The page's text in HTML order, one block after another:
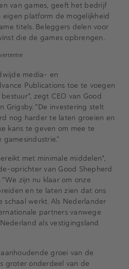
van games, geeft het bedrijf
platform de mogelijkheid
titels. Beleggers delen voor
die de games opbrengen.
media- en
Publications toe te voegen
zegt CEO van Good
Grigsby. "De investering stelt
nog harder te laten groeien en
kans te geven om mee te
met minimale middelen",
oprichter van Good Shepherd
zijn nu klaar om onze
en te laten zien dat ons
schaal werkt. Als Nederlander
partners vanwege
als vestigingsland
groei van de
groter onderdeel van de